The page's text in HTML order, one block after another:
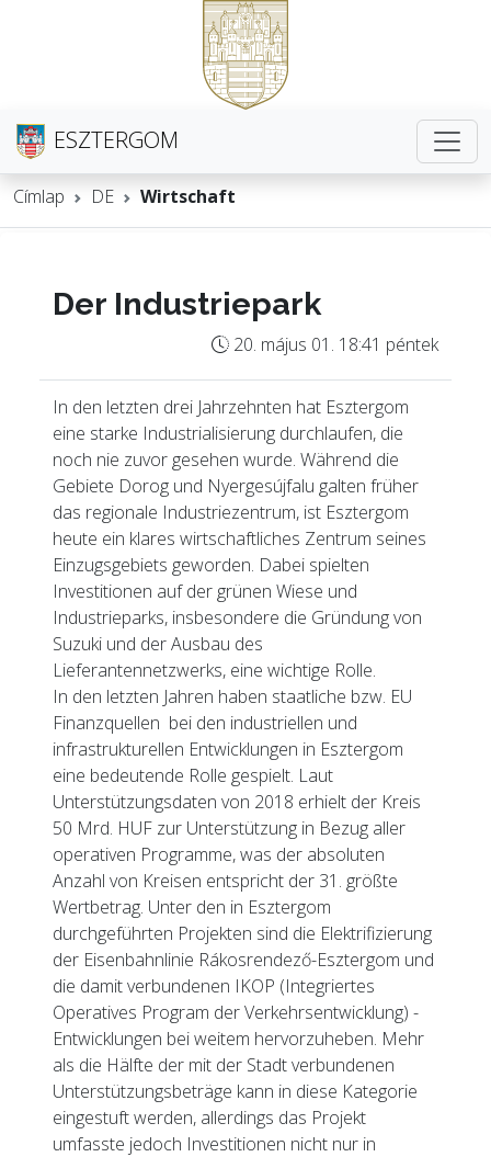
ESZTERGOM
Címlap DE Wirtschaft
Der Industriepark
20. május 01. 18:41 péntek
In den letzten drei Jahrzehnten hat Esztergom
eine starke Industrialisierung durchlaufen, die
noch nie zuvor gesehen wurde. Während die
Gebiete Dorog und Nyergesújfalu galten früher
das regionale Industriezentrum, ist Esztergom
heute ein klares wirtschaftliches Zentrum seines
Einzugsgebiets geworden. Dabei spielten
Investitionen auf der grünen Wiese und
Industrieparks, insbesondere die Gründung von
Suzuki und der Ausbau des
Lieferantennetzwerks, eine wichtige Rolle.
In den letzten Jahren haben staatliche bzw. EU
Finanzquellen bei den industriellen und
infrastrukturellen Entwicklungen in Esztergom
eine bedeutende Rolle gespielt. Laut
Unterstützungsdaten von 2018 erhielt der Kreis
50 Mrd. HUF zur Unterstützung in Bezug aller
operativen Programme, was der absoluten
Anzahl von Kreisen entspricht der 31. größte
Wertbetrag. Unter den in Esztergom
durchgeführten Projekten sind die Elektrifizierung
der Eisenbahnlinie Rákosrendező-Esztergom und
die damit verbundenen IKOP (Integriertes
Operatives Program der Verkehrsentwicklung) -
Entwicklungen bei weitem hervorzuheben. Mehr
als die Hälfte der mit der Stadt verbundenen
Unterstützungsbeträge kann in diese Kategorie
eingestuft werden, allerdings das Projekt
umfasste jedoch Investitionen nicht nur in